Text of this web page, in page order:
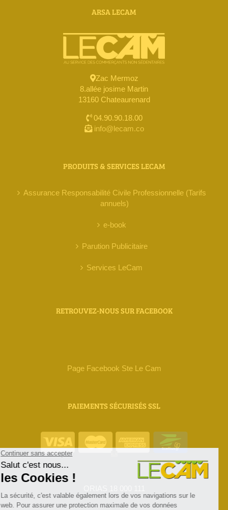
ARSA LECAM
Zac Mermoz
8.allée josime Martin
13160 Chateaurenard
04.90.90.18.00
info@lecam.co
PRODUITS & SERVICES LECAM
Assurance Responsabilité Civile Professionnelle (Tarifs
annuels)
e-book
Parution Publicitaire
Services LeCam
RETROUVEZ-NOUS SUR FACEBOOK
Page Facebook Ste Le Cam
PAIEMENTS SÉCURISÉS SSL